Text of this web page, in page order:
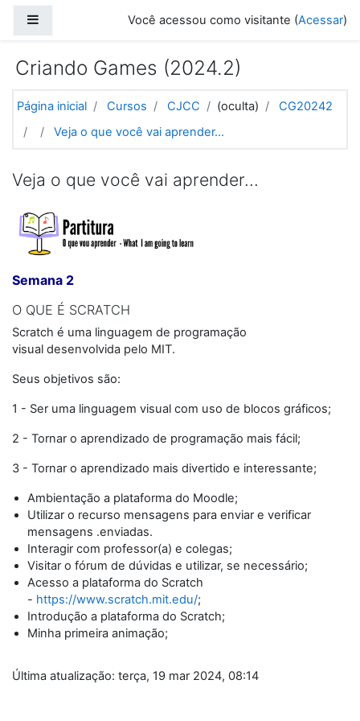
Você acessou como visitante (Acessar)
Criando Games (2024.2)
Página inicial Cursos CJCC (oculta)
CG20242
Veja o que você vai aprender...
Veja o que você vai aprender...
Semana 2
O QUE É SCRATCH
Scratch é uma linguagem de programação
visual desenvolvida pelo MIT.
Seus objetivos são:
1 - Ser uma linguagem visual com uso de blocos gráficos;
2 - Tornar o aprendizado de programação mais fácil;
3 - Tornar o aprendizado mais divertido e interessante;
Ambientação a plataforma do Moodle;
Utilizar o recurso mensagens para enviar e verificar
mensagens .enviadas.
Interagir com professor(a) e colegas;
Visitar o fórum de dúvidas e utilizar, se necessário;
Acesso a plataforma do Scratch
- https://www.scratch.mit.edu/;
Introdução a plataforma do Scratch;
Minha primeira animação;
Última atualização: terça, 19 mar 2024, 08:14